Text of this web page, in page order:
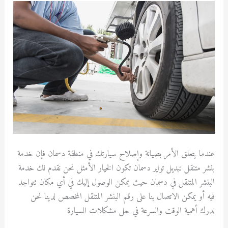
عندما يتعلق الأمر بصيانة وإصلاح سيارتك في منطقة دسمان فإن خدمة
بنشر متنقل تبديل تواير دسمان تكون الخيار الأمثل نحن نقدم لك خدمة
البنشر المتنقل في دسمان حيث يمكن الوصول إليك في أي مكان تتواجد
فيه أو يمكن الاتصال بنا على رقم البنشر المتنقل المخصص لدينا نحن
ندرك أهمية الوقت والسرعة في حل مشكلات السيارة
دسمان